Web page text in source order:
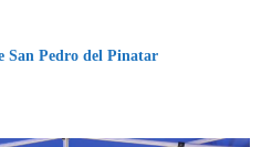
San Pedro del Pinatar